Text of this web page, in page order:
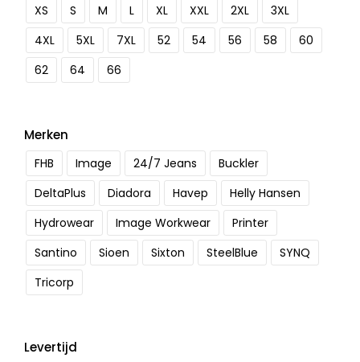
XS
S M L XL XXL 2XL
3XL
4XL
5XL 7XL 52 54 56 58
60
62
64 66
Merken
FHB Image 24/7 Jeans
Buckler
DeltaPlus
Diadora Havep
Helly Hansen
Hydrowear
Image Workwear
Printer
Santino
Sioen Sixton SteelBlue
SYNQ
Tricorp
Levertijd